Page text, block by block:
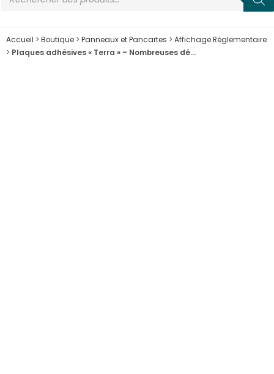
Accueil > Boutique > Panneaux et Pancartes > Affichage Réglementaire
> Plaques adhésives « Terra » – Nombreuses dé…